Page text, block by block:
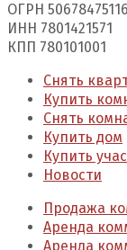
ОГРН
ИНН 7801421571
КПП 780101001
Снять
Купить
Снять
Купить дом
Купить
Новости
Продажа
Аренда
Аренда